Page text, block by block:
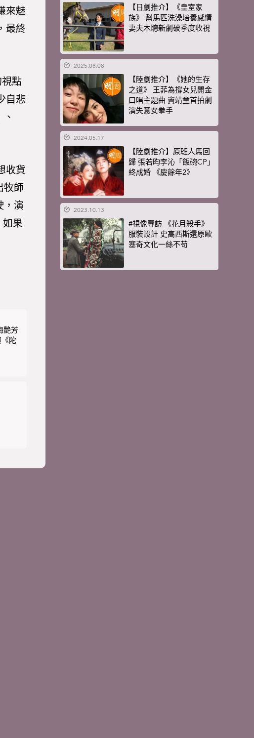
來魅
最終
點
自悲
收貨
牧師
，演
如果
艷芳
陀
【日劇推介】《皇室家
族》 幫馬匹洗澡培養感情
妻夫木聰新劇破季度收視
2025.08.08
【陸劇推介】《她的生存
之道》 王菲為撐女兒開金
口唱主題曲 竇靖童首拍劇
演失意女拳手
2024.05.17
【陸劇推介】原班人馬回
歸 張若昀李沁「飯碗CP」
終成婚 《慶餘年2》
2023.10.13
#視像專訪 《花月殺手》
服裝設計 史高西斯還原歐
塞奇文化一絲不苟